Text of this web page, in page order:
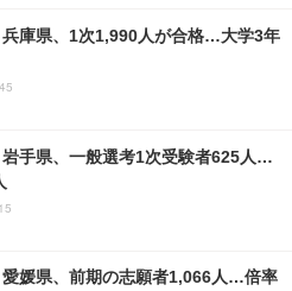
兵庫県、1次1,990人が合格…大学3年
岩手県、一般選考1次受験者625人…
愛媛県、前期の志願者1,066人…倍率